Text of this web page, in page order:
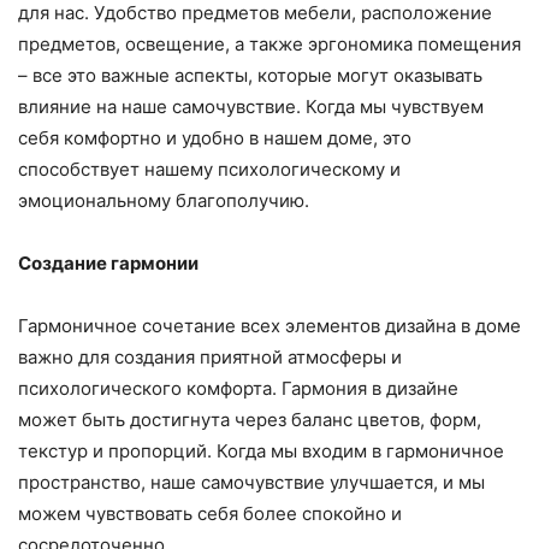
для нас. Удобство предметов мебели, расположение
предметов, освещение, а также эргономика помещения
– все это важные аспекты, которые могут оказывать
влияние на наше самочувствие. Когда мы чувствуем
себя комфортно и удобно в нашем доме, это
способствует нашему психологическому и
эмоциональному благополучию.
Создание гармонии
Гармоничное сочетание всех элементов дизайна в доме
важно для создания приятной атмосферы и
психологического комфорта. Гармония в дизайне
может быть достигнута через баланс цветов, форм,
текстур и пропорций. Когда мы входим в гармоничное
пространство, наше самочувствие улучшается, и мы
можем чувствовать себя более спокойно и